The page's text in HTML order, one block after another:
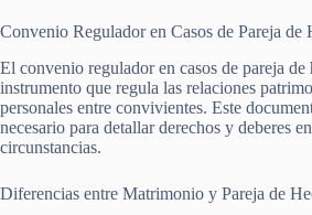
Convenio Regulador en Casos de Pareja de
El convenio regulador en casos de pareja de
instrumento que regula las relaciones
personales entre convivientes. Este
necesario para detallar derechos y deberes
circunstancias.
Diferencias entre Matrimonio y Pareja de